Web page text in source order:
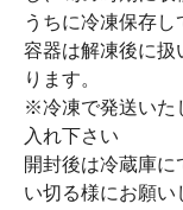
うちに冷凍保存し
容器は解凍後に扱
ります。
※冷凍で発送いた
入れ下さい
開封後は冷蔵庫
い切る様にお願い